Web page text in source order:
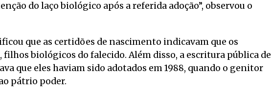
do laço biológico após a referida adoção”, observou o
que as certidões de nascimento indicavam que os
filhos biológicos do falecido. Além disso, a escritura pública de
que eles haviam sido adotados em 1988, quando o genitor
pátrio poder.